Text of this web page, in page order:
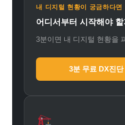
내 디지털 현황이 궁금하다면
어디서부터 시작해야
3분이면 내 디지털 현황을
3분 무료 DX진